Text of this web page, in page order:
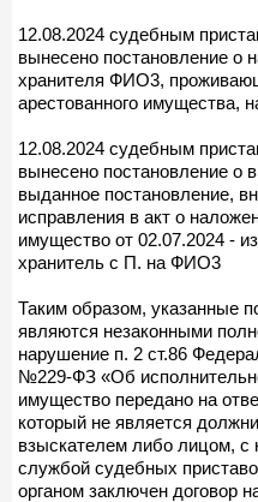
12.08.2024 судебным
вынесено постановление о
хранителя ФИО3,
арестованного имущества,
12.08.2024 судебным
вынесено постановление о
выданное постановление,
исправления в акт о
имущество от 02.07.2024 -
хранитель с П. на ФИО3
Таким образом, указанные
являются незаконными
нарушение п. 2 ст.86
№229-ФЗ «Об
имущество передано на
который не является
взыскателем либо лицом,
службой судебных
органом заключен договор